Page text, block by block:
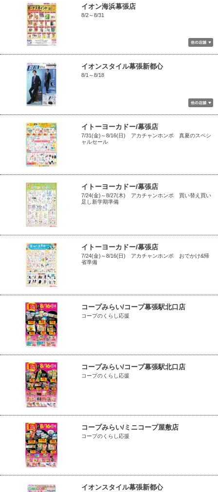
イオン海浜幕張店
8/2～8/31
イオンスタイル幕張新都心
8/1～8/18
イトーヨーカドー/幕張店
7/31(金)～8/16(日) アカチャンホンポ 真夏のスペシ
ャルセール
イトーヨーカドー/幕張店
7/24(金)～8/27(木) アカチャンホンポ 買い替え買い
足し新学期準備
イトーヨーカドー/幕張店
7/24(金)～8/16(日) アカチャンホンポ おでかけ&帰
省準備
コープみらい/コープ幕張駅北口店
コープのくらし応援
コープみらい/コープ幕張駅北口店
コープのくらし応援
コープみらい/ミニコープ屋敷店
コープのくらし応援
イオンスタイル幕張新都心